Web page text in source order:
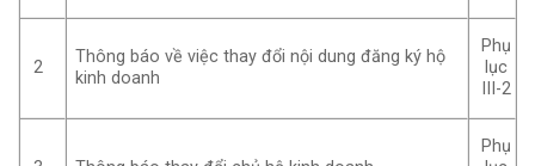
2
Thông báo về việc thay đổi nội dung đăng ký hộ
kinh doanh
Phụ
lục
III-2
Phụ